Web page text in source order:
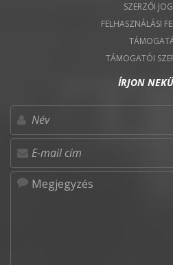
SZERZŐI
FELHASZNÁLÁSI
TÁMOGATÓI
ÍRJON